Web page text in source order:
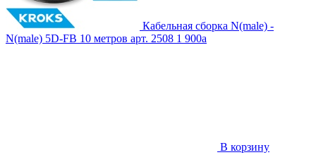
Кабельная сборка N(male) -
N(male) 5D-FB 10 метров арт. 2508 1 900a
В корзину